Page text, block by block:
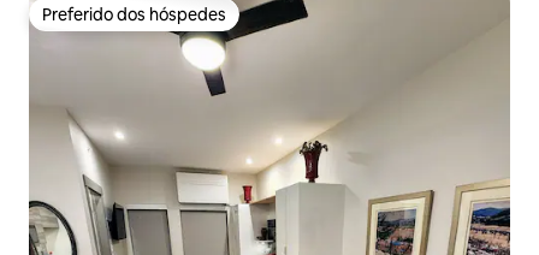
Preferido dos hóspedes
Preferido dos hóspedes